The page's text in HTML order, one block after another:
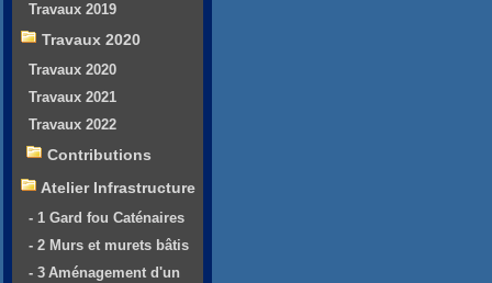
Travaux 2019
Travaux 2020
Travaux 2020
Travaux 2021
Travaux 2022
Contributions
Atelier Infrastructure
- 1 Gard fou Caténaires
- 2 Murs et murets bâtis
- 3 Aménagement d'un